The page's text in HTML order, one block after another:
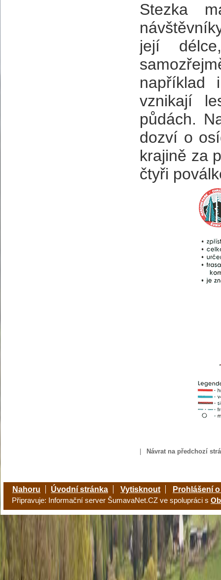
Stezka
její
například
vznikají
půdách.
dozví o
krajině za
čtyři
| Návrat na předchozí
Nahoru Úvodní stránka Vytisknout
Prohlášení
Připravuje: Informační server ŠumavaNet.CZ ve spolupráci s